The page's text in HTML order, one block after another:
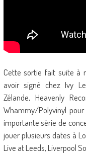
Cette sortie fait suite à
avoir signé chez Ivy
Zélande, Heavenly
Whammy/Polyvinyl
importante série de
jouer plusieurs dates à
Live at Leeds, Liverpool